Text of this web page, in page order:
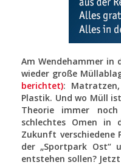
Am Wendehammer in
wieder große
berichtet):
Plastik. Und wo Müll
Theorie immer
schlechtes Omen in
Zukunft verschiedene
der „Sportpark Ost“
entstehen sollen?